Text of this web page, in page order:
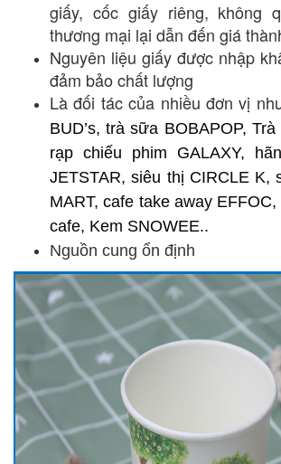
giấy, cốc giấy riêng, không
thương mại lại dẫn đến giá
Nguyên liệu giấy được nhập
đảm bảo chất lượng
Là đối tác của nhiều đơn vị
BUD’s, trà sữa BOBAPOP,
rạp chiếu phim GALAXY,
JETSTAR, siêu thị CIRCLE K,
MART, cafe take away
cafe, Kem SNOWEE..
Nguồn cung ổn định